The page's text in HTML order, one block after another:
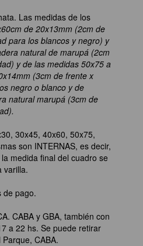
Las medidas de los
de 20x13mm (2cm de
para los blancos y negro) y
natural de marupá (2cm
y de las medidas 50x75 a
(3cm de frente x
negro o blanco y de
natural marupá (3cm de
30x45, 40x60, 50x75,
son INTERNAS, es decir,
medida final del cuadro se
varilla.
de pago.
CABA y GBA, también con
a 22 hs. Se puede retirar
CABA.